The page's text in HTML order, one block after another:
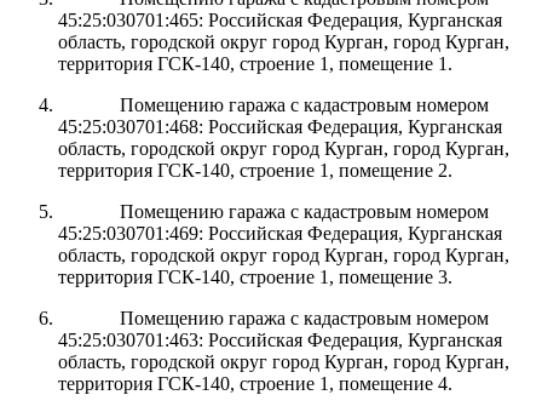
45:25:030701:465: Российская Федерация, Курганская
область, городской округ город Курган, город Курган,
территория ГСК-140, строение 1, помещение 1.
Помещению гаража с кадастровым номером
45:25:030701:468: Российская Федерация, Курганская
область, городской округ город Курган, город Курган,
территория ГСК-140, строение 1, помещение 2.
Помещению гаража с кадастровым номером
45:25:030701:469: Российская Федерация, Курганская
область, городской округ город Курган, город Курган,
территория ГСК-140, строение 1, помещение 3.
Помещению гаража с кадастровым номером
45:25:030701:463: Российская Федерация, Курганская
область, городской округ город Курган, город Курган,
территория ГСК-140, строение 1, помещение 4.